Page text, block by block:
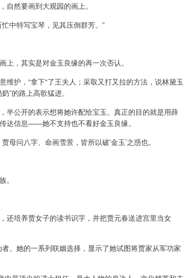
然要画到大观园的画上。
中特写宝琴，见其压倒群芳。”
，其实是对金玉良缘的再一次否认。
护，“拿下“了王夫人；采取又打又拉的方法，说林黛玉
”的路上高歌猛进。
半公开的表示想将她许配给宝玉。真正的目的就是用薛
达信息——她不支持也不看好金玉良缘。
母问八字、命画雪景，皆所以破'金玉’之惑也。
。
还培养贾女子的读书识字，并把贾元春送进宫里当女
。她的一系列联姻选择，显示了她试图将贾家从军功家